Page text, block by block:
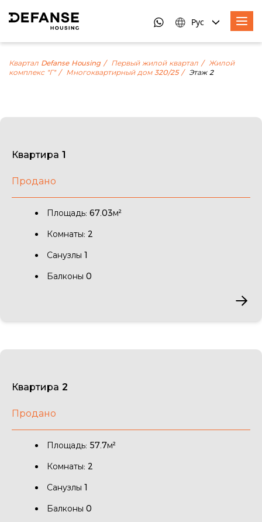
Рус
Квартал Defanse Housing Первый жилой квартал
Жилой
комплекс "Г"
Многоквартирный дом 320/25 Этаж 2
Квартира 1
Продано
Площадь: 67.03м²
Комнаты: 2
Санузлы 1
Балконы 0
Квартира 2
Продано
Площадь: 57.7м²
Комнаты: 2
Санузлы 1
Балконы 0